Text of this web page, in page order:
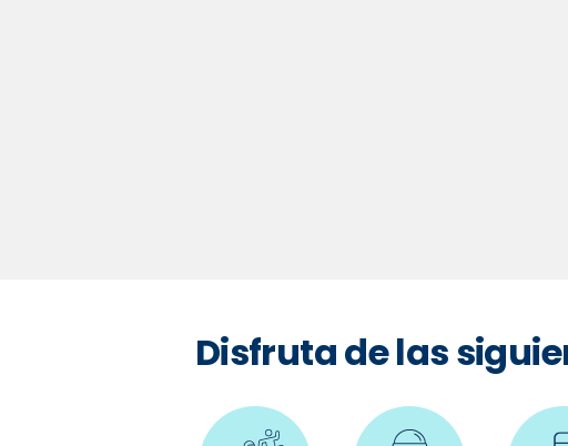
Disfruta de las